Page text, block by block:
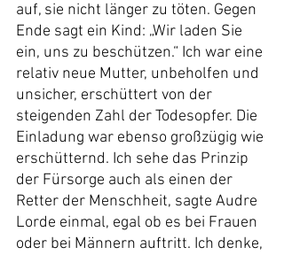
auf, sie nicht länger zu töten. Gegen
Ende sagt ein Kind: „Wir laden Sie
ein, uns zu beschützen.“ Ich war eine
relativ neue Mutter, unbeholfen und
unsicher, erschüttert von der
steigenden Zahl der Todesopfer. Die
Einladung war ebenso großzügig wie
erschütternd. Ich sehe das Prinzip
der Fürsorge auch als einen der
Retter der Menschheit, sagte Audre
Lorde einmal, egal ob es bei Frauen
oder bei Männern auftritt. Ich denke,